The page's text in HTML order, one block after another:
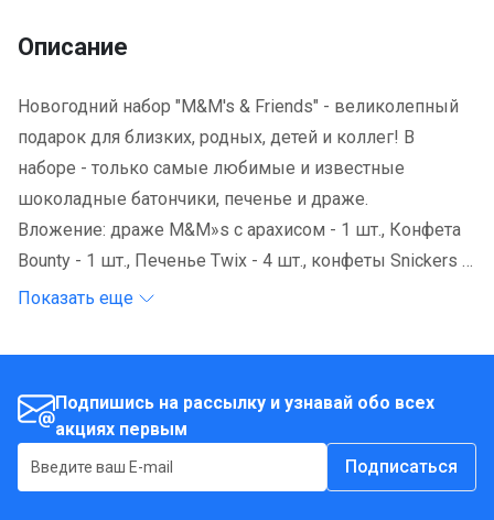
Описание
Новогодний набор "M&M's & Friends" - великолепный
подарок для близких, родных, детей и коллег! В
наборе - только самые любимые и известные
шоколадные батончики, печенье и драже.
Вложение: драже M&M»s с арахисом - 1 шт., Конфета
Bounty - 1 шт., Печенье Twix - 4 шт., конфеты Snickers -
4 шт., шоколад Milky Way - 6 шт.
Показать еще
Подпишись на рассылку и узнавай обо всех
акциях первым
Подписаться